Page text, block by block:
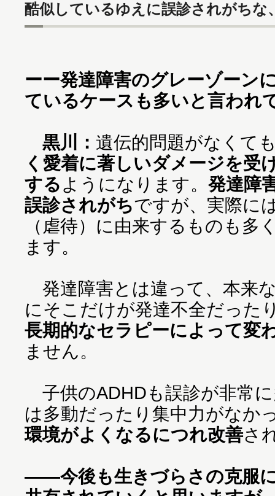
酷似しているゆえに誤診されがちな
ーー発達障害のグレーゾーン
ているケースも多いと言われ
黒川： 遺伝的問題がなくて
く愛着に著しいダメージを受
するようになります。 発達障
誤診されがちですが、実際に
（虐待）に由来するものも多
ます。
発達障害とは違って、本来
にそこだけが発達不全だった
長期的なセラピーによって変
ません。
子供のADHDも誤診が非常
は多動だったり集中力がなか
環境がよくなるにつれ改善さ
――今後も生きづらさの克服